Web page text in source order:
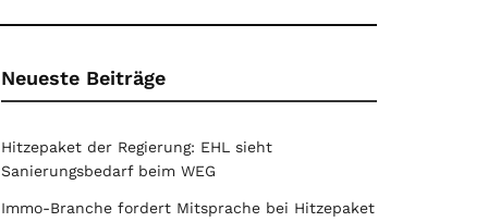
Neueste Beiträge
Hitzepaket der Regierung: EHL sieht
Sanierungsbedarf beim WEG
Immo-Branche fordert Mitsprache bei Hitzepaket